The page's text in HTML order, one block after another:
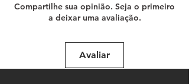
Compartilhe sua opinião. Seja o primeiro
a deixar uma avaliação.
Avaliar